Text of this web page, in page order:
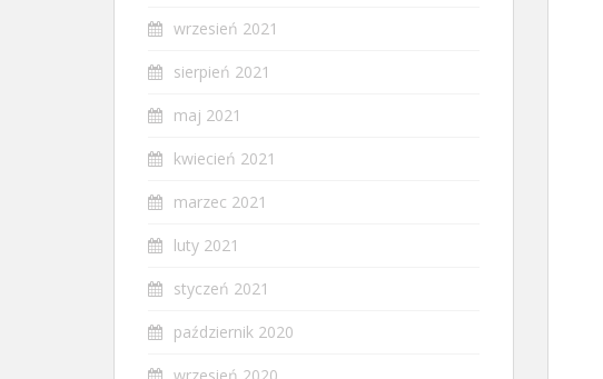
wrzesień 2021
sierpień 2021
maj 2021
kwiecień 2021
marzec 2021
luty 2021
styczeń 2021
październik 2020